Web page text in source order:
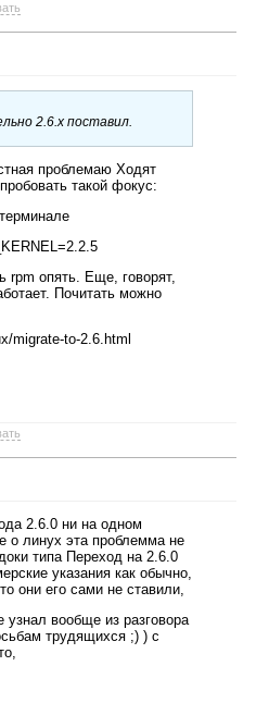
2.6.x поставил.
проблемаю Ходят
такой фокус:
rpm опять. Еще, говорят,
Почитать можно
migrate-to-2.6.html
2.6.0 ни на одном
о линух эта проблемма не
типа Переход на 2.6.0
указания как обычно,
они его сами не ставили,
узнал вообще из разговора
трудящихся ;) ) с